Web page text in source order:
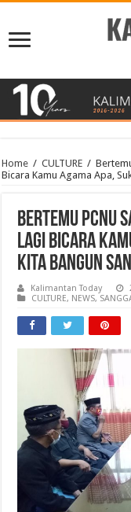
Home / CULTURE /
Bicara Kamu Agama Apa,
Bertemu PCNU
Lagi Bicara
Kita Bangun
Kalimantan Today
CULTURE, NEWS,